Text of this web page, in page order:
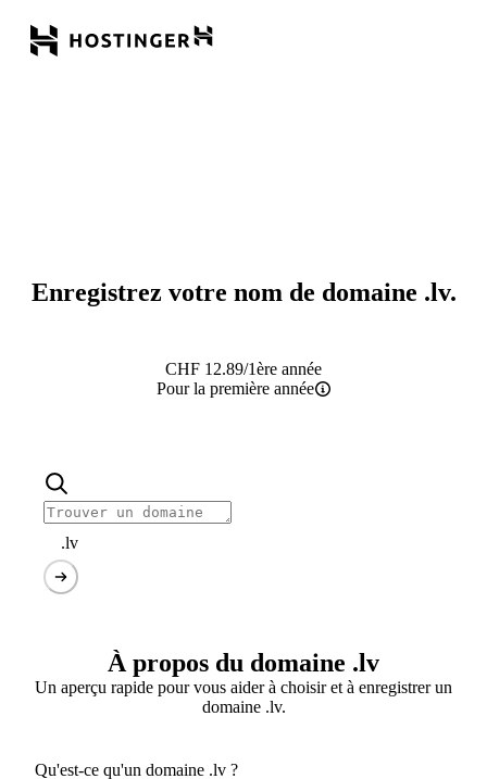
Enregistrez votre nom de domaine .lv.
CHF 12.89/1ère année
Pour la première année
.lv
À propos du domaine .lv
Un aperçu rapide pour vous aider à choisir et à enregistrer un
domaine .lv.
Qu'est-ce qu'un domaine .lv ?